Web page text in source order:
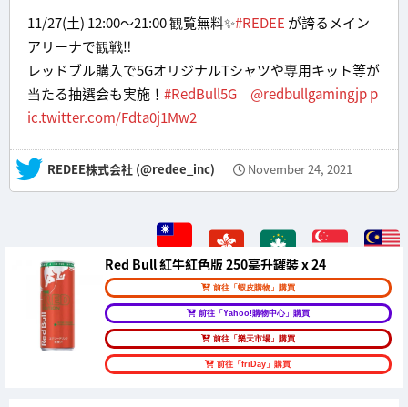
11/27(土) 12:00～21:00 観覧無料✨#REDEE が誇るメイン
アリーナで観戦‼
レッドブル購入で5GオリジナルTシャツや専用キット等が
当たる抽選会も実施！ #RedBull5G @redbullgamingjpp
ic.twitter.com/Fdta0j1Mw2
— REDEE株式会社 (@redee_inc) November 24, 2021
Red Bull 紅牛紅色版 250毫升罐裝 x 24
前往「蝦皮購物」購買
前往「Yahoo!購物中心」購買
前往「樂天市場」購買
前往「friDay」購買